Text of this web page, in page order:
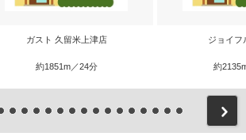
ガスト 久留米上津店
約1851m／24分
ジョイフ
約